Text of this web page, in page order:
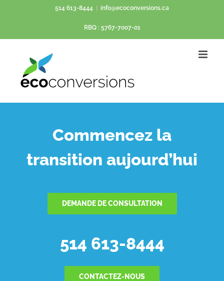
contenu
514 613-8444 info@ecoconversions.ca
RBQ : 5767-7007-01
Commencez la
transition aujourd’hui
DEMANDE DE CONSULTATION
514 613-8444
CONTACTEZ-NOUS